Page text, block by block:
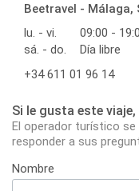
Beetravel - Málaga,
lu. - vi.
09:00 -
sá. - do.
Día libre
+34 611 01 96 14
Si le gusta este viaje,
El operador turístico
responder a sus
Nombre